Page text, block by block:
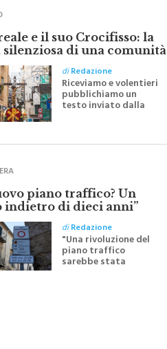
e il suo Crocifisso: la
silenziosa di una comunità
diRedazione
Riceviamo e volentieri
pubblichiamo un
testo inviato dalla
all'indomani della
Festa del Santissimo
piano traffico? Un
indietro di dieci anni”
diRedazione
"Una rivoluzione del
piano traffico
sarebbe stata